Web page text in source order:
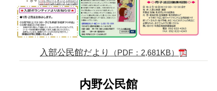
入部公民館だより （PDF：2,681KB）
内野公民館